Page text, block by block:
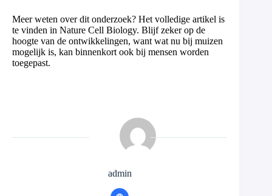
Meer weten over dit onderzoek? Het volledige artikel is
te vinden in Nature Cell Biology. Blijf zeker op de
hoogte van de ontwikkelingen, want wat nu bij muizen
mogelijk is, kan binnenkort ook bij mensen worden
toegepast.
admin